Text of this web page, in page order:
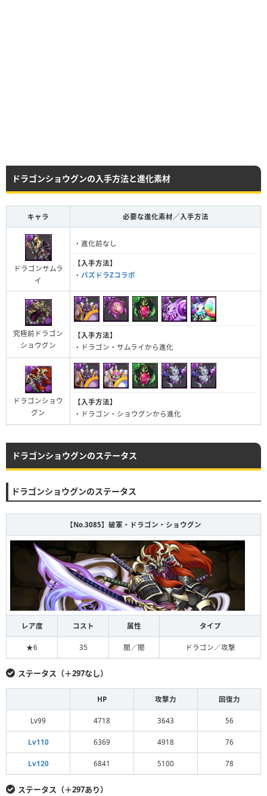
ドラゴンショウグンの入手方法と進化素材
キャラ 必要な進化素材／入手方法
ドラゴンサムラ
イ
・進化前なし
【入手方法】
・ パズドラZコラボ
究極前ドラゴン
ショウグン
【入手方法】
・ドラゴン・サムライから進化
ドラゴンショウ
グン
【入手方法】
・ドラゴン・ショウグンから進化
ドラゴンショウグンのステータス
ドラゴンショウグンのステータス
【No.3085】破軍・ドラゴン・ショウグン
レア度 コスト 属性 タイプ
★6 35 闇／闇 ドラゴン／攻撃
ステータス（＋297なし）
HP 攻撃力 回復力
Lv99 4718 3643 56
Lv110 6369 4918 76
Lv120 6841 5100 78
ステータス（＋297あり）